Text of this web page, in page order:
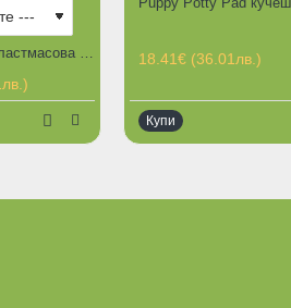
18.41€ (36.01лв.)
Купи